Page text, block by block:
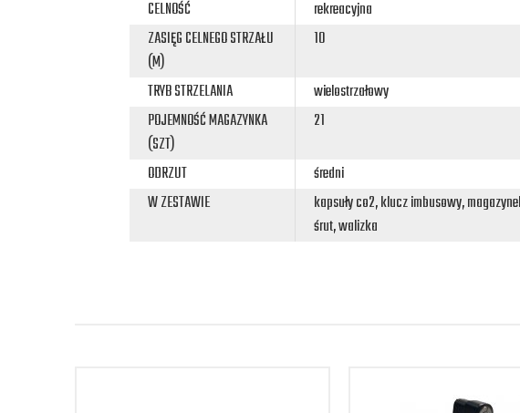
CELNOŚĆ
rekreacyjna
ZASIĘG CELNEGO STRZAŁU
(M)
10
TRYB STRZELANIA
wielostrzałowy
POJEMNOŚĆ MAGAZYNKA
(SZT)
21
ODRZUT
średni
W ZESTAWIE
kapsuły co2, klucz imbusowy,
śrut, walizka